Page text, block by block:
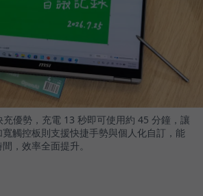
優勢，充電 13 秒即可使用約 45 分鐘，讓
觸控板則支援快捷手勢與個人化自訂，能
，效率全面提升。